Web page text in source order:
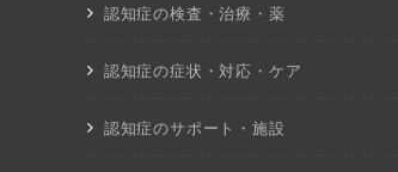
認知症の検査・治療・薬
認知症の症状・対応・ケア
認知症のサポート・施設